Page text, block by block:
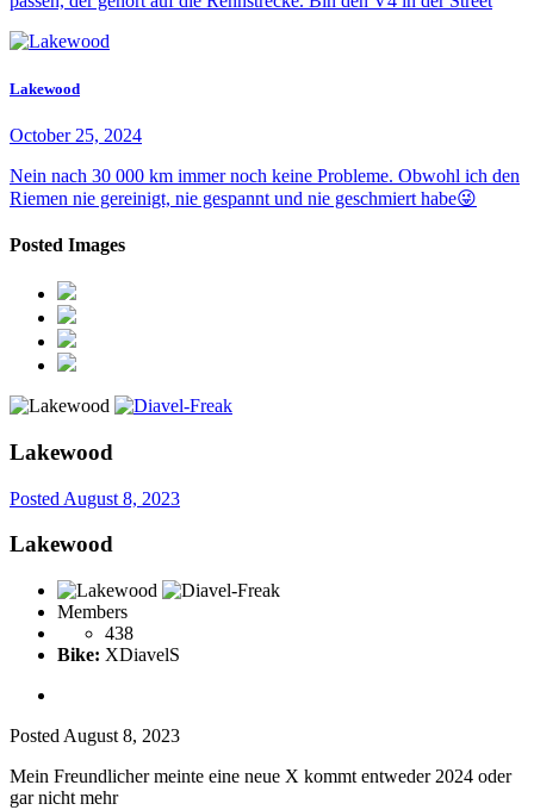
Lakewood
October 25, 2024
Nein nach 30 000 km immer noch keine Probleme. Obwohl ich den
Riemen nie gereinigt, nie gespannt und nie geschmiert habe😜
Posted Images
Lakewood
Posted August 8, 2023
Lakewood
Members
438
Bike: XDiavelS
Posted August 8, 2023
Mein Freundlicher meinte eine neue X kommt entweder 2024 oder
gar nicht mehr